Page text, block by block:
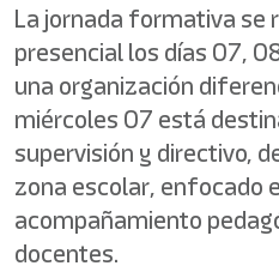
La jornada formativa se
presencial los días 07,
una organización
miércoles 07 está
supervisión y directivo,
zona escolar, enfocado
acompañamiento
docentes.